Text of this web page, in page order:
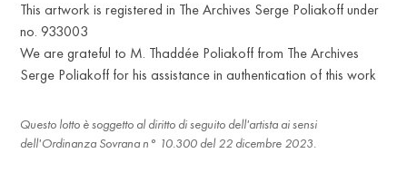
This artwork is registered in The Archives Serge Poliakoff under
no. 933003
We are grateful to M. Thaddée Poliakoff from The Archives
Serge Poliakoff for his assistance in authentication of this work
Questo lotto è soggetto al diritto di seguito dell'artista ai sensi
dell'Ordinanza Sovrana n° 10.300 del 22 dicembre 2023.